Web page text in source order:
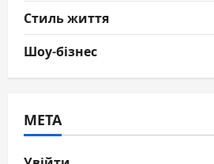
Стиль життя
Шоу-бізнес
МЕТА